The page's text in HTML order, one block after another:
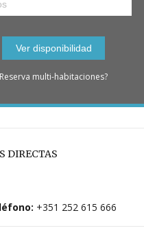
Reserva multi-habitaciones?
DIRECTAS
+351 252 615 666